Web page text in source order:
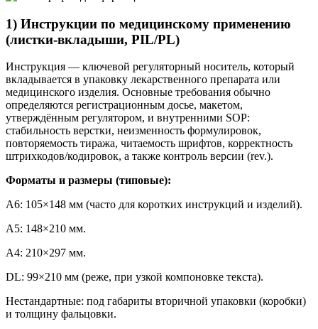
1) Инструкции по медицинскому применению
(листки-вкладыши, PIL/PL)
Инструкция — ключевой регуляторный носитель, который
вкладывается в упаковку лекарственного препарата или
медицинского изделия. Основные требования обычно
определяются регистрационным досье, макетом,
утверждённым регулятором, и внутренними SOP:
стабильность верстки, неизменность формулировок,
повторяемость тиража, читаемость шрифтов, корректность
штрихкодов/кодировок, а также контроль версии (rev.).
Форматы и размеры (типовые):
A6: 105×148 мм (часто для коротких инструкций и изделий).
A5: 148×210 мм.
A4: 210×297 мм.
DL: 99×210 мм (реже, при узкой компоновке текста).
Нестандартные: под габариты вторичной упаковки (коробки)
и толщину фальцовки.